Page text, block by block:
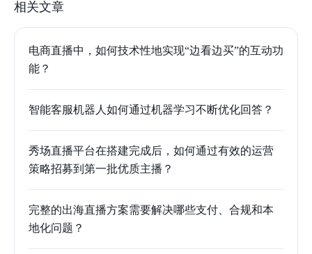
相关文章
电商直播中，如何技术性地实现“边看边买”的互动功
能？
智能客服机器人如何通过机器学习不断优化回答？
秀场直播平台在搭建完成后，如何通过有效的运营
策略招募到第一批优质主播？
完整的出海直播方案需要解决哪些支付、合规和本
地化问题？